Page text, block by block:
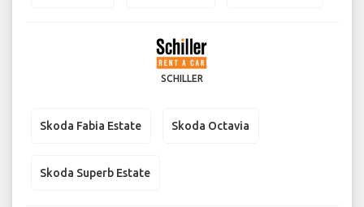
SCHILLER
Skoda Fabia Estate Skoda Octavia
Skoda Superb Estate